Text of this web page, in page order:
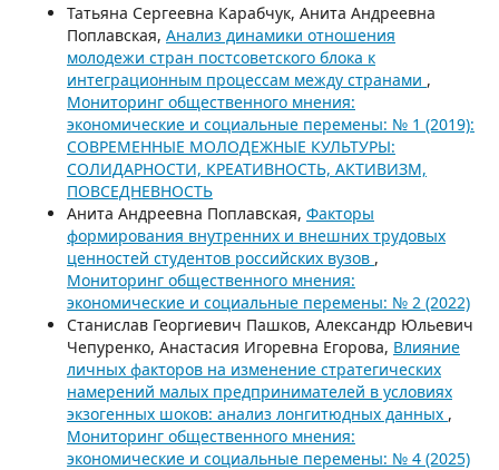
Татьяна Сергеевна Карабчук, Анита Андреевна
Поплавская, Анализ динамики отношения
молодежи стран постсоветского блока к
интеграционным процессам между странами ,
Мониторинг общественного мнения:
экономические и социальные перемены: № 1 (2019):
СОВРЕМЕННЫЕ МОЛОДЕЖНЫЕ КУЛЬТУРЫ:
СОЛИДАРНОСТИ, КРЕАТИВНОСТЬ, АКТИВИЗМ,
ПОВСЕДНЕВНОСТЬ
Анита Андреевна Поплавская, Факторы
формирования внутренних и внешних трудовых
ценностей студентов российских вузов ,
Мониторинг общественного мнения:
экономические и социальные перемены: № 2 (2022)
Станислав Георгиевич Пашков, Александр Юльевич
Чепуренко, Анастасия Игоревна Егорова, Влияние
личных факторов на изменение стратегических
намерений малых предпринимателей в условиях
экзогенных шоков: анализ лонгитюдных данных ,
Мониторинг общественного мнения:
экономические и социальные перемены: № 4 (2025)